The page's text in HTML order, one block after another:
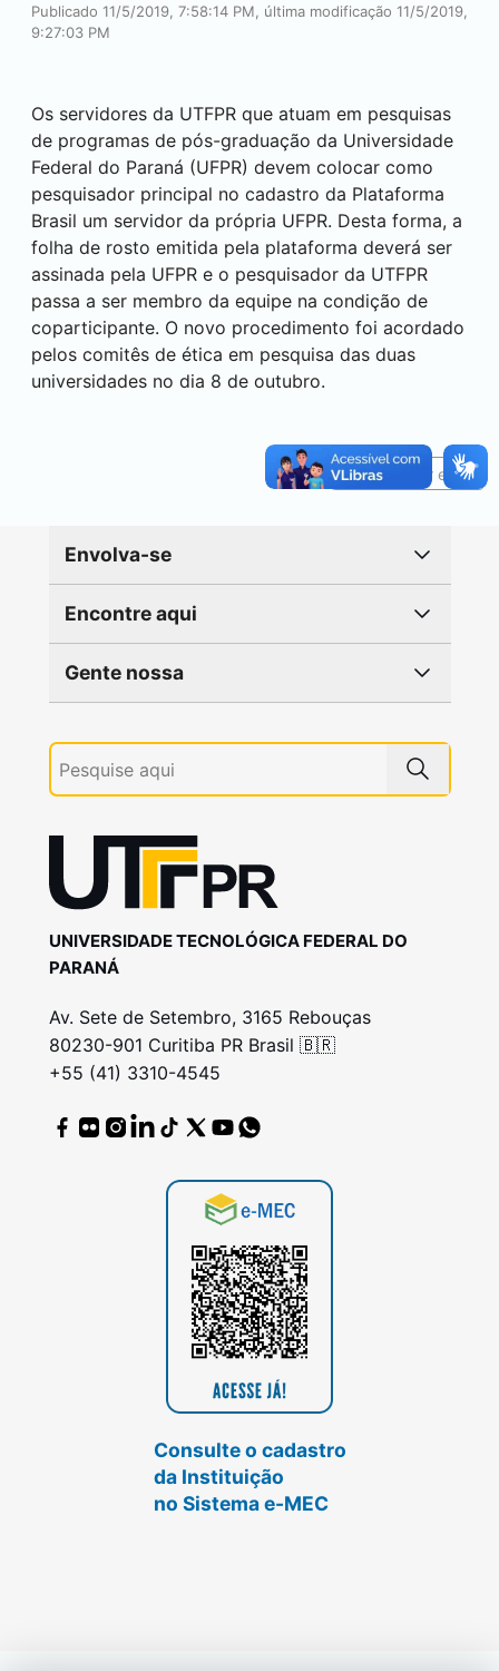
Publicado 11/5/2019, 7:58:14 PM, última modificação 11/5/2019,
9:27:03 PM
Os servidores da UTFPR que atuam em pesquisas
de programas de pós-graduação da Universidade
Federal do Paraná (UFPR) devem colocar como
pesquisador principal no cadastro da Plataforma
Brasil um servidor da própria UFPR. Desta forma, a
folha de rosto emitida pela plataforma deverá ser
assinada pela UFPR e o pesquisador da UTFPR
passa a ser membro da equipe na condição de
coparticipante. O novo procedimento foi acordado
pelos comitês de ética em pesquisa das duas
universidades no dia 8 de outubro.
Reportar erro
Envolva-se
Encontre aqui
Gente nossa
UNIVERSIDADE TECNOLÓGICA FEDERAL DO
PARANÁ
Av. Sete de Setembro, 3165 Rebouças
80230-901 Curitiba PR Brasil 🇧🇷
+55 (41) 3310-4545
Consulte o cadastro
da Instituição
no Sistema e-MEC